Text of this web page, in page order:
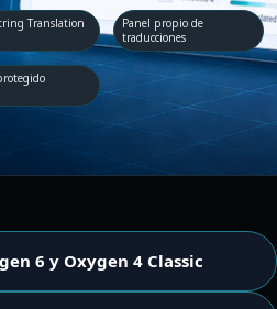
Translation
Panel propio de
traducciones
6 y Oxygen 4 Classic